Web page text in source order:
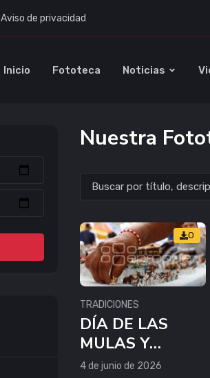
Aviso de privacidad
Inicio Fototeca Noticias
Nuestra
0
TRADICIONES
DÍA DE LAS
MULAS Y
PANZONES
4 de junio de 2026